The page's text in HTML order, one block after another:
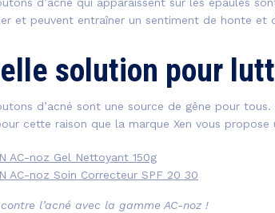
d’acné qui apparaissent sur les épaules
et peuvent entraîner un sentiment de honte et
solution pour
d’acné sont une source de gêne pour
cette raison que la marque Xen vous
AC-noz Gel Nettoyant 150g
AC-noz Soin Correcteur SPF 20 30
l’acné avec la gamme AC-noz !